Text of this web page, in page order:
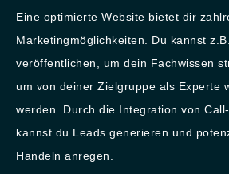
Eine optimierte Website bietet dir
Marketingmöglichkeiten. Du kannst
veröffentlichen, um dein Fachwissen
um von deiner Zielgruppe als Experte
werden. Durch die Integration von
kannst du Leads generieren und
Handeln anregen.